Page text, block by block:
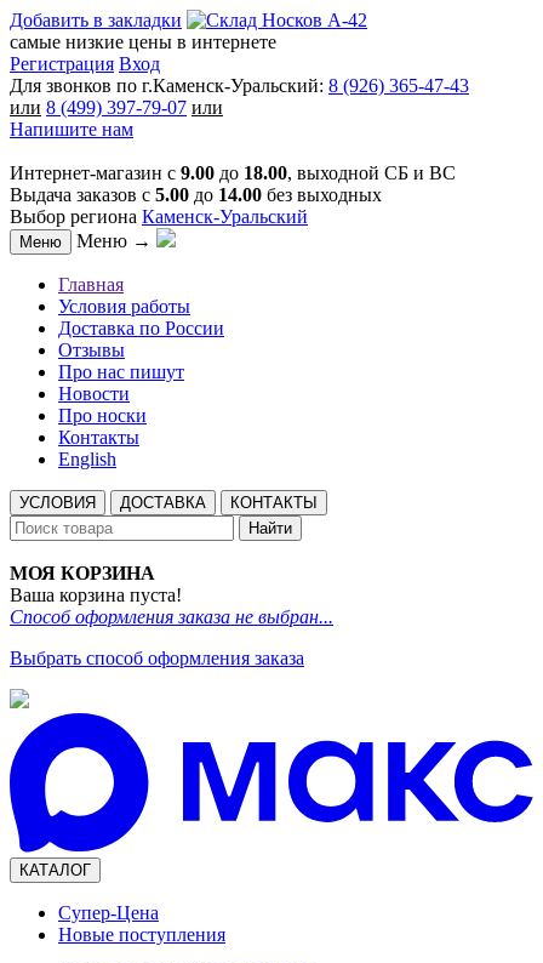
Добавить в закладки
самые низкие цены в интернете
Регистрация Вход
Для звонков по г.Каменск-Уральский: 8 (926) 365-47-43
или 8 (499) 397-79-07 или
Напишите нам
Интернет-магазин с 9.00 до 18.00, выходной СБ и ВС
Выдача заказов с 5.00 до 14.00 без выходных
Выбор региона Каменск-Уральский
Меню Меню →
Главная
Условия работы
Доставка по России
Отзывы
Про нас пишут
Новости
Про носки
Контакты
English
УСЛОВИЯ ДОСТАВКА
КОНТАКТЫ
Найти
МОЯ КОРЗИНА
Ваша корзина пуста!
Способ оформления заказа не выбран...
Выбрать способ оформления заказа
КАТАЛОГ
Супер-Цена
Новые поступления